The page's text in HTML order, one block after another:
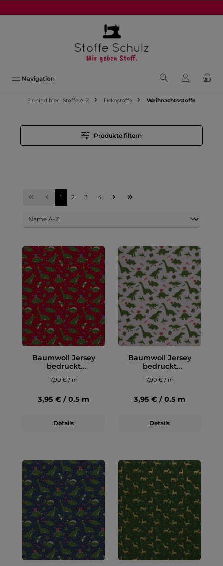
Navigation
Sie sind hier: Stoffe A-Z Dekostoffe Weihnachtsstoffe
Produkte filtern
1 2 3 4
Baumwoll Jersey
bedruckt
Weihnachten
Dinosaurier,
7,90 € / m
3,95 € / 0.5 m
Details
Baumwoll Jersey
bedruckt
Weihnachten
Dinosaurier, hellgrau
7,90 € / m
3,95 € / 0.5 m
Details